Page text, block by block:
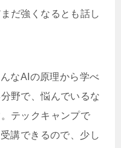
だ強くなるとも話し
なAIの原理から学べ
野で、悩んでいるな
テックキャンプで
講できるので、少し